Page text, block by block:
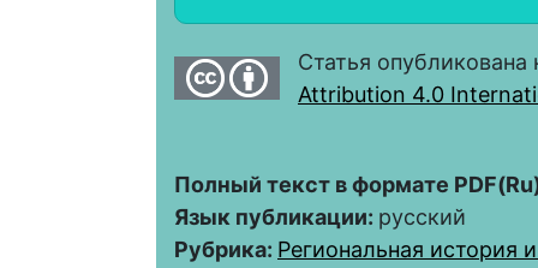
Статья
Attribution 4.0
Полный текст в формате
Язык публикации: русский
Рубрика: Региональная история